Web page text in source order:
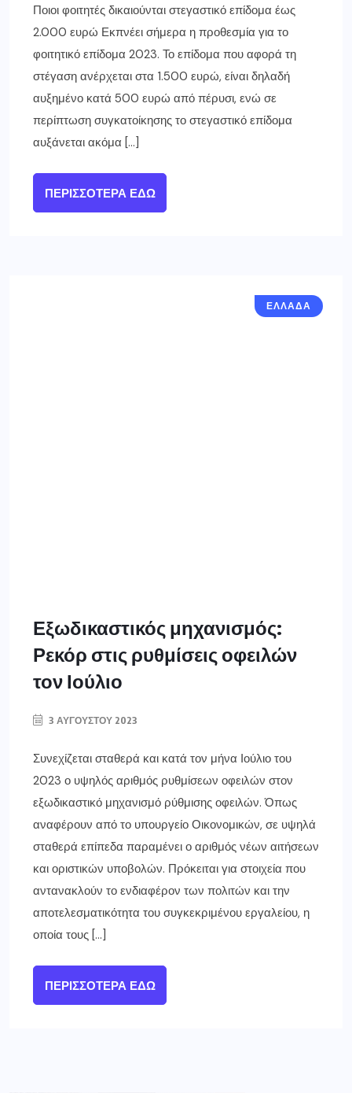
Ποιοι φοιτητές δικαιούνται στεγαστικό επίδομα έως
2.000 ευρώ Εκπνέει σήμερα η προθεσμία για το
φοιτητικό επίδομα 2023. Το επίδομα που αφορά τη
στέγαση ανέρχεται στα 1.500 ευρώ, είναι δηλαδή
αυξημένο κατά 500 ευρώ από πέρυσι, ενώ σε
περίπτωση συγκατοίκησης το στεγαστικό επίδομα
αυξάνεται ακόμα […]
ΠΕΡΙΣΣΌΤΕΡΑ ΕΔΏ
ΕΛΛΑΔΑ
Εξωδικαστικός μηχανισμός:
Ρεκόρ στις ρυθμίσεις οφειλών
τον Ιούλιο
3 ΑΥΓΟΎΣΤΟΥ 2023
Συνεχίζεται σταθερά και κατά τον μήνα Ιούλιο του
2023 ο υψηλός αριθμός ρυθμίσεων οφειλών στον
εξωδικαστικό μηχανισμό ρύθμισης οφειλών. Όπως
αναφέρουν από το υπουργείο Οικονομικών, σε υψηλά
σταθερά επίπεδα παραμένει ο αριθμός νέων αιτήσεων
και οριστικών υποβολών. Πρόκειται για στοιχεία που
αντανακλούν το ενδιαφέρον των πολιτών και την
αποτελεσματικότητα του συγκεκριμένου εργαλείου, η
οποία τους […]
ΠΕΡΙΣΣΌΤΕΡΑ ΕΔΏ